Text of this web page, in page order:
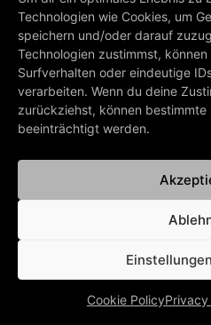
Technologien wie Cookies, um
speichern und/oder darauf
Technologien zustimmst,
Surfverhalten oder eindeutige
verarbeiten. Wenn du deine
zurückziehst, können bestimmte
beeinträchtigt werden.
Cookie PolicyPrivacy
So Long, Brian.
Fare Well ♡
Alphaville Schlagerboom Silvester 2024
BACK TO